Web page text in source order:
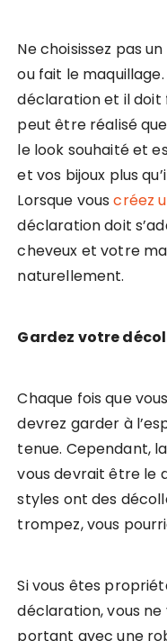
Ne choisissez pas
ou fait le
déclaration et il doit
peut être réalisé
le look souhaité et
et vos bijoux plus
Lorsque vouscréez
déclaration doit
cheveux et votre
naturellement.
Gardez votre
Chaque fois que
devrez garder à
tenue. Cependant,
vous devrait être le
styles ont des
trompez, vous
Si vous êtes
déclaration, vous
portant avec une